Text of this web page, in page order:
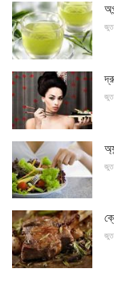
জুত
জুত
জুত
জুত